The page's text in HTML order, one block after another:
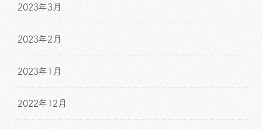
2023年3月
2023年2月
2023年1月
2022年12月